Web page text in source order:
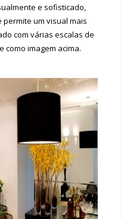
e sofisticado,
permite um visual mais
com várias escalas de
como imagem acima.